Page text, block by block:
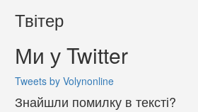
Твітер
Ми у Twitter
Tweets by Volynonline
Знайшли помилку в тексті?